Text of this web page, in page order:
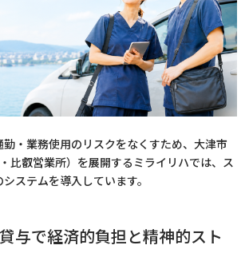
勤・業務使用のリスクをなくすため、大津市
比叡営業所）を展開するミライリハでは、ス
ステムを導入しています。
与で経済的負担と精神的スト